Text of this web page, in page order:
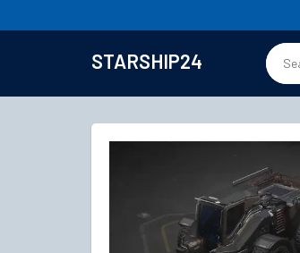
STARSHIP24